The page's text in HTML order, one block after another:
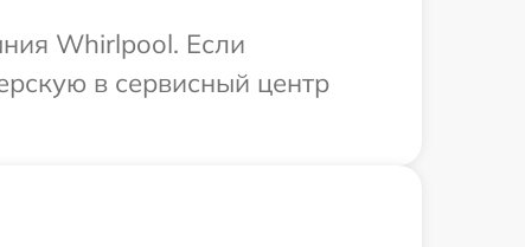
Whirlpool. Если
в сервисный центр